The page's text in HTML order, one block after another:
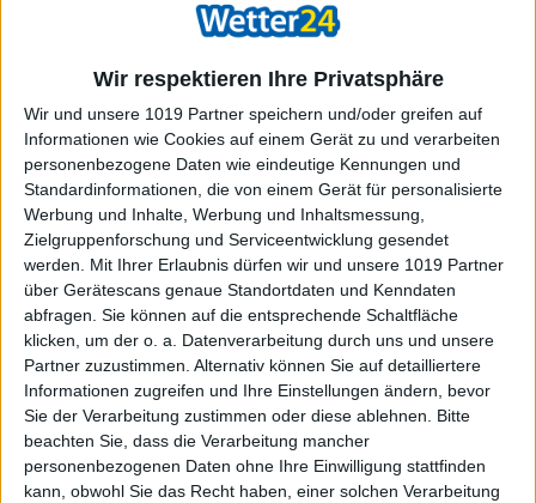
Wir respektieren Ihre Privatsphäre
Wir und unsere 1019 Partner speichern und/oder greifen auf
Informationen wie Cookies auf einem Gerät zu und verarbeiten
personenbezogene Daten wie eindeutige Kennungen und
Standardinformationen, die von einem Gerät für personalisierte
Werbung und Inhalte, Werbung und Inhaltsmessung,
Zielgruppenforschung und Serviceentwicklung gesendet
werden.
Mit Ihrer Erlaubnis dürfen wir und unsere 1019 Partner
über Gerätescans genaue Standortdaten und Kenndaten
abfragen. Sie können auf die entsprechende Schaltfläche
klicken, um der o. a. Datenverarbeitung durch uns und unsere
Partner zuzustimmen. Alternativ können Sie auf detailliertere
Informationen zugreifen und Ihre Einstellungen ändern, bevor
Sie der Verarbeitung zustimmen oder diese ablehnen.
Bitte
beachten Sie, dass die Verarbeitung mancher
personenbezogenen Daten ohne Ihre Einwilligung stattfinden
kann, obwohl Sie das Recht haben, einer solchen Verarbeitung